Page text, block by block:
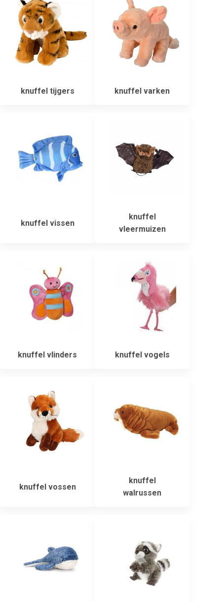
knuffel tijgers knuffel varken
knuffel vissen
knuffel
vleermuizen
knuffel vlinders knuffel vogels
knuffel vossen
knuffel
walrussen